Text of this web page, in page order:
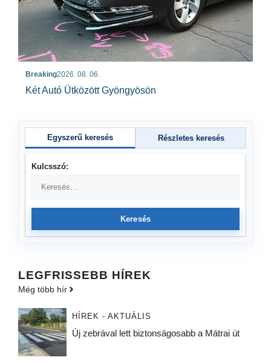
Breaking2026. 08. 06.
Két Autó Ütközött Gyöngyösön
Egyszerű keresés Részletes keresés
Kulcsszó:
Keresés
LEGFRISSEBB HÍREK
Még több hír
HÍREK - AKTUÁLIS
Új zebrával lett biztonságosabb a Mátrai út